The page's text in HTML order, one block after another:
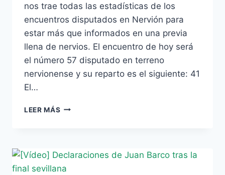
nos trae todas las estadísticas de los
encuentros disputados en Nervión para
estar más que informados en una previa
llena de nervios. El encuentro de hoy será
el número 57 disputado en terreno
nervionense y su reparto es el siguiente: 41
El…
LEER MÁS CONOCE
LOS
DERBIS